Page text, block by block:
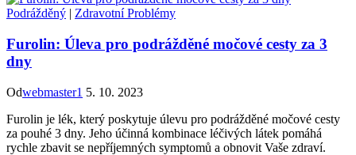
Podrážděný | Zdravotní Problémy
Furolin: Úleva pro podrážděné močové cesty za 3
dny
Odwebmaster1 5. 10. 2023
Furolin je lék, který poskytuje úlevu pro podrážděné močové cesty
za pouhé 3 dny. Jeho účinná kombinace léčivých látek pomáhá
rychle zbavit se nepříjemných symptomů a obnovit Vaše zdraví.